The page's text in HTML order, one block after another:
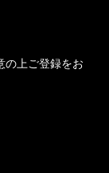
の上ご登録をお